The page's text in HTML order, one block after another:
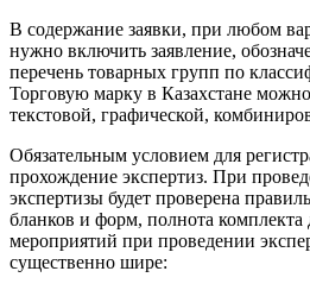
В содержание заявки, при любом
нужно включить заявление,
перечень товарных групп по
Торговую марку в Казахстане можно
текстовой, графической,
Обязательным условием для
прохождение экспертиз. При
экспертизы будет проверена
бланков и форм, полнота
мероприятий при проведении
существенно шире: